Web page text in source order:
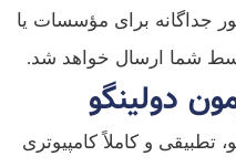
جداگانه برای مؤسسات یا
شما ارسال خواهد شد.
دولینگو
و کاملاً کامپیوتری